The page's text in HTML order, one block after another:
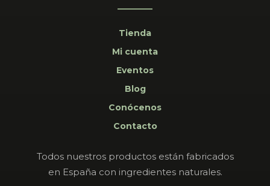
Tienda
Mi cuenta
Eventos
Blog
Conócenos
Contacto
Todos nuestros productos están fabricados
en España con ingredientes naturales.